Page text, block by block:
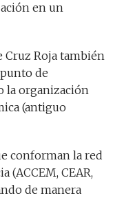
en un
Cruz Roja también
de
la organización
(antiguo
conforman la red
(ACCEM, CEAR,
de manera